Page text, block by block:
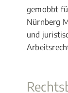
gemobbt
Nürnberg
und